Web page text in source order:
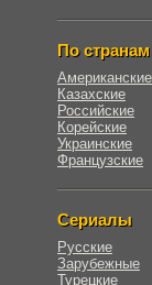
По странам
Американские
Казахские
Российские
Корейские
Украинские
Французские
Сериалы
Русские
Зарубежные
Турецкие